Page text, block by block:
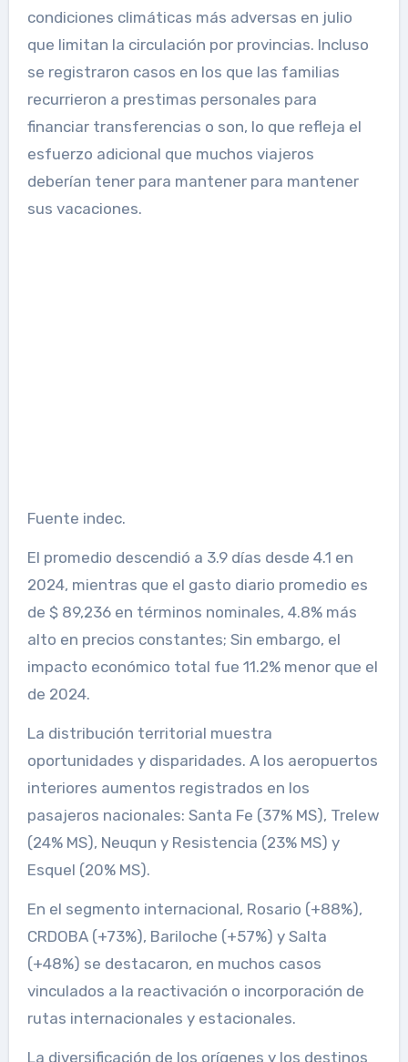
condiciones climáticas más adversas en julio
que limitan la circulación por provincias. Incluso
se registraron casos en los que las familias
recurrieron a prestimas personales para
financiar transferencias o son, lo que refleja el
esfuerzo adicional que muchos viajeros
deberían tener para mantener para mantener
sus vacaciones.
Fuente indec.
El promedio descendió a 3.9 días desde 4.1 en
2024, mientras que el gasto diario promedio es
de $ 89,236 en términos nominales, 4.8% más
alto en precios constantes; Sin embargo, el
impacto económico total fue 11.2% menor que el
de 2024.
La distribución territorial muestra
oportunidades y disparidades. A los aeropuertos
interiores aumentos registrados en los
pasajeros nacionales: Santa Fe (37% MS), Trelew
(24% MS), Neuqun y Resistencia (23% MS) y
Esquel (20% MS).
En el segmento internacional, Rosario (+88%),
CRDOBA (+73%), Bariloche (+57%) y Salta
(+48%) se destacaron, en muchos casos
vinculados a la reactivación o incorporación de
rutas internacionales y estacionales.
La diversificación de los orígenes y los destinos